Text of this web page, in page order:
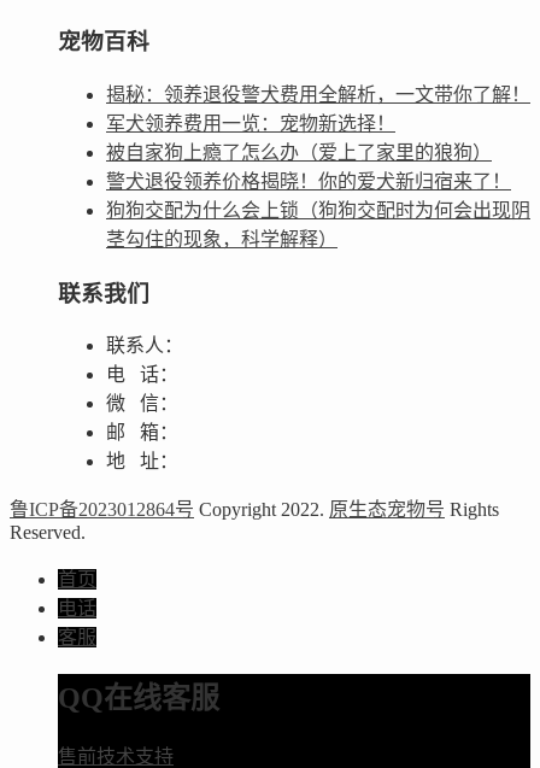
宠物百科
揭秘：领养退役警犬费用全解析，一文带你了解！
军犬领养费用一览：宠物新选择！
被自家狗上瘾了怎么办（爱上了家里的狼狗）
警犬退役领养价格揭晓！你的爱犬新归宿来了！
狗狗交配为什么会上锁（狗狗交配时为何会出现阴
茎勾住的现象，科学解释）
联系我们
联系人：
电 话：
微 信：
邮 箱：
地 址：
鲁ICP备2023012864号 Copyright 2022. 原生态宠物号 Rights
Reserved.
首页
电话
客服
QQ在线客服
售前技术支持